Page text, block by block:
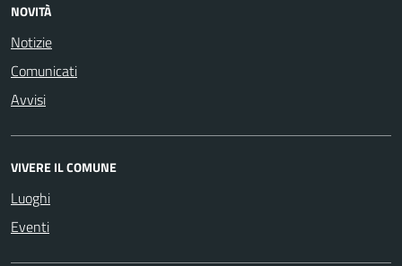
NOVITÀ
Notizie
Comunicati
Avvisi
VIVERE IL COMUNE
Luoghi
Eventi